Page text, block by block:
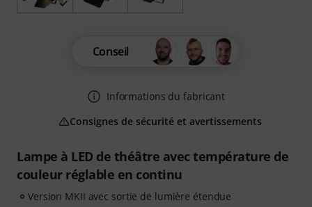
Lampe à LED de théâtre avec température de
couleur réglable en continu
Version MKII avec sortie de lumière étendue
Conseil
Informations du fabricant
Consignes de sécurité et avertissements